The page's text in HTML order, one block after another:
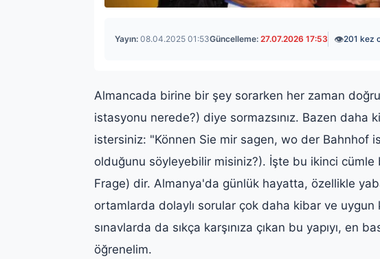
Yayın: 08.04.2025 01:53Güncelleme: 27.07.2026 17:53 👁201 kez
Almancada birine bir şey sorarken her zaman
istasyonu nerede?) diye sormazsınız. Bazen daha
istersiniz: "Können Sie mir sagen, wo der Bahnhof
olduğunu söyleyebilir misiniz?). İşte bu ikinci cümle
Frage) dir. Almanya'da günlük hayatta, özellikle
ortamlarda dolaylı sorular çok daha kibar ve
sınavlarda da sıkça karşınıza çıkan bu yapıyı, en
öğrenelim.